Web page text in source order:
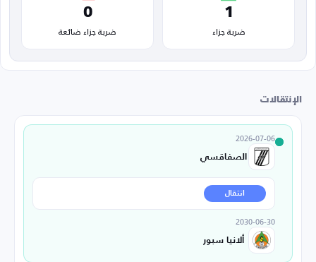
1
ضربة جزاء
0
ضربة جزاء ضائعة
الإنتقالات
2026-07-06
الصفاقسي
انتقال
2030-06-30
ألانيا سبور